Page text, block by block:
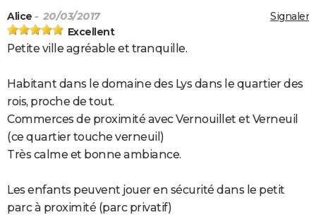
Signaler
Alice - 20/03/2017
Excellent
Petite ville agréable et tranquille.
Habitant dans le domaine des Lys dans le quartier des
rois, proche de tout.
Commerces de proximité avec Vernouillet et Verneuil
(ce quartier touche verneuil)
Très calme et bonne ambiance.
Les enfants peuvent jouer en sécurité dans le petit
parc à proximité (parc privatif)